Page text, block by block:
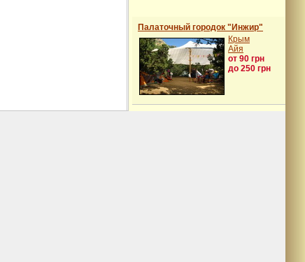
Палаточный городок "Инжир"
Крым
Айя
от 90 грн
до 250 грн